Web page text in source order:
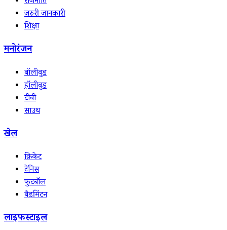
जरुरी जानकारी
शिक्षा
मनोरंजन
बॉलीवुड
हॉलीवुड
टीवी
साउथ
खेल
क्रिकेट
टेनिस
फुटबॉल
बैडमिंटन
लाइफस्टाइल